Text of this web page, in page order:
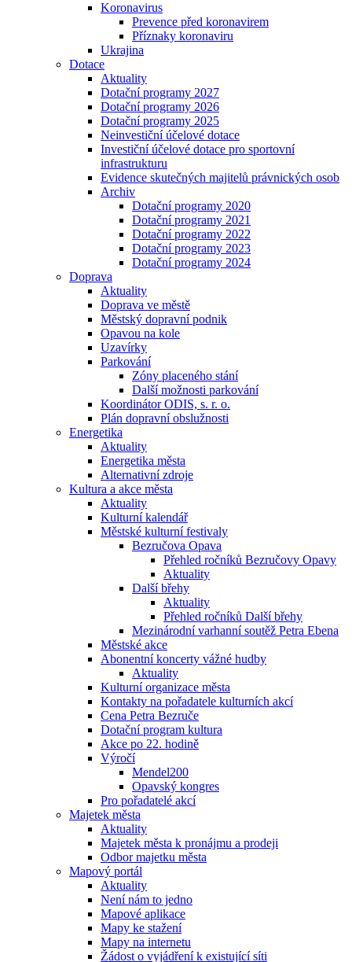
Koronavirus
Prevence před koronavirem
Příznaky koronaviru
Ukrajina
Dotace
Aktuality
Dotační programy 2027
Dotační programy 2026
Dotační programy 2025
Neinvestiční účelové dotace
Investiční účelové dotace pro sportovní
infrastrukturu
Evidence skutečných majitelů právnických osob
Archiv
Dotační programy 2020
Dotační programy 2021
Dotační programy 2022
Dotační programy 2023
Dotační programy 2024
Doprava
Aktuality
Doprava ve městě
Městský dopravní podnik
Opavou na kole
Uzavírky
Parkování
Zóny placeného stání
Další možnosti parkování
Koordinátor ODIS, s. r. o.
Plán dopravní obslužnosti
Energetika
Aktuality
Energetika města
Alternativní zdroje
Kultura a akce města
Aktuality
Kulturní kalendář
Městské kulturní festivaly
Bezručova Opava
Přehled ročníků Bezručovy Opavy
Aktuality
Další břehy
Aktuality
Přehled ročníků Další břehy
Mezinárodní varhanní soutěž Petra Ebena
Městské akce
Abonentní koncerty vážné hudby
Aktuality
Kulturní organizace města
Kontakty na pořadatele kulturních akcí
Cena Petra Bezruče
Dotační program kultura
Akce po 22. hodině
Výročí
Mendel200
Opavský kongres
Pro pořadatelé akcí
Majetek města
Aktuality
Majetek města k pronájmu a prodeji
Odbor majetku města
Mapový portál
Aktuality
Není nám to jedno
Mapové aplikace
Mapy ke stažení
Mapy na internetu
Žádost o vyjádření k existující síti